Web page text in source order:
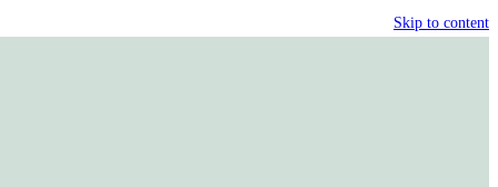
Skip to content